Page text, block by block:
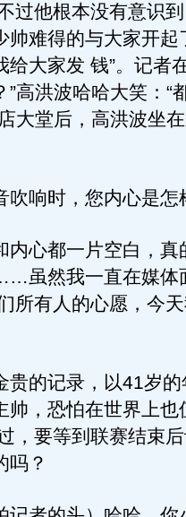
过他根本没有意识
帅难得的与大家开起
大家发 钱”。记者
高洪波哈哈大笑：“
大堂后，高洪波坐
响时，您内心是怎
心都一片空白，真
虽然我一直在媒体
所有人的心愿，今
的记录，以41岁的
帅，恐怕在世界上也
，要等到联赛结束
吗？